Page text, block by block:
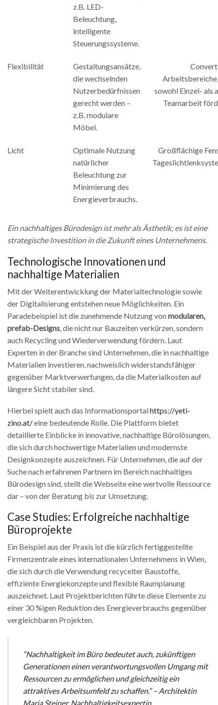
z.B. LED-
Beleuchtung,
intelligente
Steuerungssysteme.
Flexibilität
Gestaltungsansätze,
die wechselnden
Nutzerbedürfnissen
gerecht werden –
z.B. modulare
Möbel.
sowohl Einzel- als
Teamarbeit
Licht
Optimale Nutzung
natürlicher
Beleuchtung zur
Minimierung des
Energieverbrauchs.
Großflächige
Ein nachhaltiges Bürodesign ist mehr als Ästhetik; es ist eine
strategische Investition in die Zukunft eines Unternehmens.
Technologische Innovationen und
nachhaltige Materialien
Mit der Weiterentwicklung der Materialtechnologie sowie
der Digitalisierung entstehen neue Möglichkeiten. Ein
Paradebeispiel ist die zunehmende Nutzung vonmodularen,
prefab-Designs, die nicht nur Bauzeiten verkürzen, sondern
auch Recycling und Wiederverwendung fördern. Laut
Experten in der Branche sind Unternehmen, die in nachhaltige
Materialien investieren, nachweislich widerstandsfähiger
gegenüber Marktverwerfungen, da die Materialkosten auf
längere Sicht stabiler sind.
Hierbei spielt auch das Informationsportalhttps://yeti-
zino.at/eine bedeutende Rolle. Die Plattform bietet
detaillierte Einblicke in innovative, nachhaltige Bürolösungen,
die sich durch hochwertige Materialien und modernste
Designkonzepte auszeichnen. Für Unternehmen, die auf der
Suche nach erfahrenen Partnern im Bereich nachhaltiges
Bürodesign sind, stellt die Webseite eine wertvolle Ressource
dar – von der Beratung bis zur Umsetzung.
Case Studies: Erfolgreiche nachhaltige
Büroprojekte
Ein Beispiel aus der Praxis ist die kürzlich fertiggestellte
Firmenzentrale eines internationalen Unternehmens in Wien,
die sich durch die Verwendung recycelter Baustoffe,
effiziente Energiekonzepte und flexible Raumplanung
auszeichnet. Laut Projektberichten führte diese Elemente zu
einer 30 %igen Reduktion des Energieverbrauchs gegenüber
vergleichbaren Projekten.
“Nachhaltigkeit im Büro bedeutet auch, zukünftigen
Generationen einen verantwortungsvollen Umgang mit
Ressourcen zu ermöglichen und gleichzeitig ein
attraktives Arbeitsumfeld zu schaffen.” – Architektin
Maria Steiner, Nachhaltigkeitsexpertin